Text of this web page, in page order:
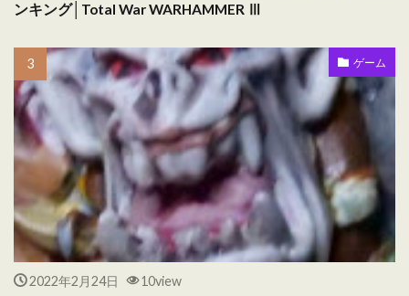
ンキング│Total War WARHAMMER Ⅲ
ゲーム
2022年2月24日 10view